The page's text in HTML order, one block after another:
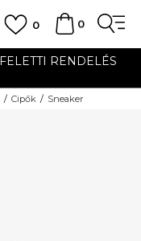
0
0
RENDELÉS
Cipők Sneaker